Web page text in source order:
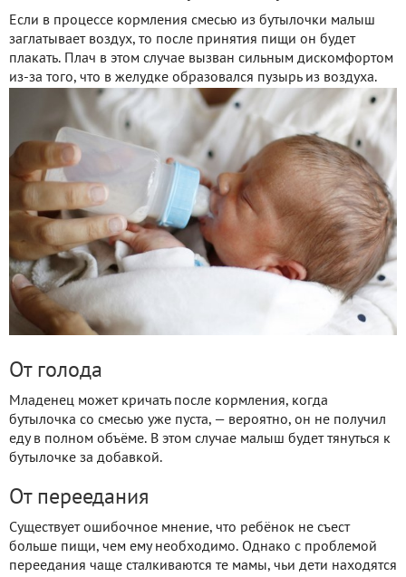
Если в процессе кормления смесью из бутылочки малыш
заглатывает воздух, то после принятия пищи он будет
плакать. Плач в этом случае вызван сильным дискомфортом
из-за того, что в желудке образовался пузырь из воздуха.
От голода
Младенец может кричать после кормления, когда
бутылочка со смесью уже пуста, — вероятно, он не получил
еду в полном объёме. В этом случае малыш будет тянуться к
бутылочке за добавкой.
От переедания
Существует ошибочное мнение, что ребёнок не съест
больше пищи, чем ему необходимо. Однако с проблемой
переедания чаще сталкиваются те мамы, чьи дети находятся